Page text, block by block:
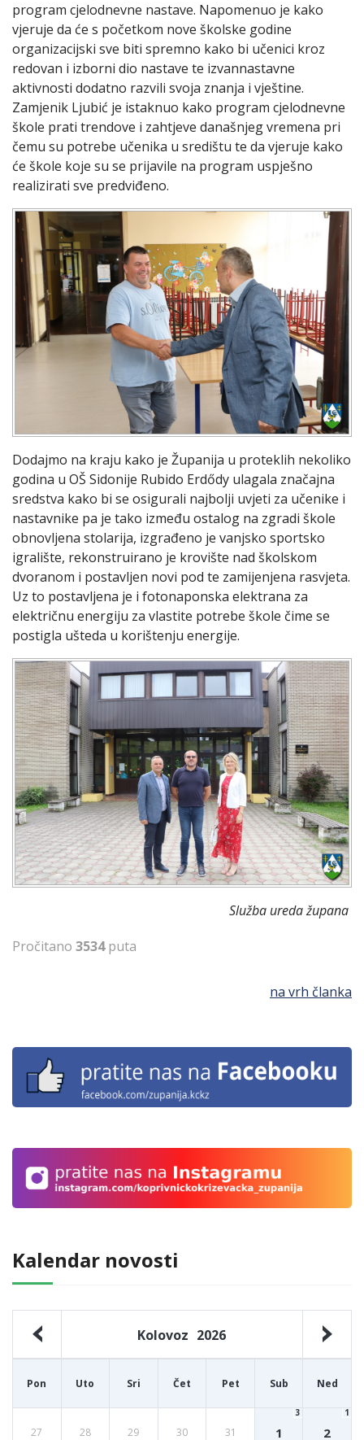
Kalendar novosti
Kolovoz 2026
Pon Uto Sri Čet Pet Sub Ned
27 28 29 30 31 1
3
2
1
program cjelodnevne nastave. Napomenuo je kako
vjeruje da će s početkom nove školske godine
organizacijski sve biti spremno kako bi učenici kroz
redovan i izborni dio nastave te izvannastavne
aktivnosti dodatno razvili svoja znanja i vještine.
Zamjenik Ljubić je istaknuo kako program cjelodnevne
škole prati trendove i zahtjeve današnjeg vremena pri
čemu su potrebe učenika u središtu te da vjeruje kako
će škole koje su se prijavile na program uspješno
realizirati sve predviđeno.
Dodajmo na kraju kako je Županija u proteklih nekoliko
godina u OŠ Sidonije Rubido Erdődy ulagala značajna
sredstva kako bi se osigurali najbolji uvjeti za učenike i
nastavnike pa je tako između ostalog na zgradi škole
obnovljena stolarija, izgrađeno je vanjsko sportsko
igralište, rekonstruirano je krovište nad školskom
dvoranom i postavljen novi pod te zamijenjena rasvjeta.
Uz to postavljena je i fotonaponska elektrana za
električnu energiju za vlastite potrebe škole čime se
postigla ušteda u korištenju energije.
Služba ureda župana
Pročitano 3534puta
na vrh članka